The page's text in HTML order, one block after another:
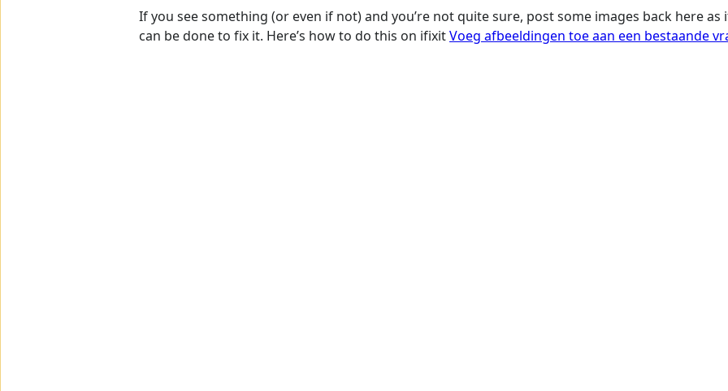
If you see something (or even if not) and you’re not quite sure, post some images back here
can be done to fix it. Here’s how to do this on ifixitVoeg afbeeldingen toe aan een bestaande